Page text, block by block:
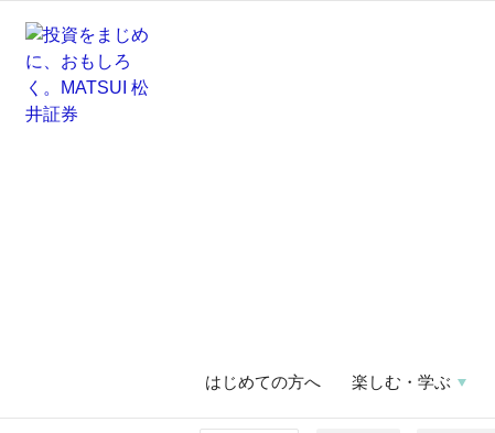
はじめての方へ 楽しむ・学ぶ